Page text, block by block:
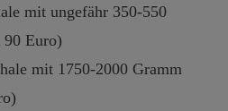
mit ungefähr 350-550
90 Euro)
mit 1750-2000 Gramm